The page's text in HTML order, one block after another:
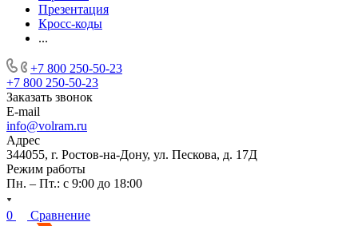
Презентация
Кросс-коды
...
+7 800 250-50-23
+7 800 250-50-23
Заказать звонок
E-mail
info@volram.ru
Адрес
344055, г. Ростов-на-Дону, ул. Пескова, д. 17Д
Режим работы
Пн. – Пт.: с 9:00 до 18:00
0 Сравнение